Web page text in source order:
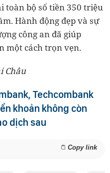
toàn bộ số tiền 350 triệu
Hành động đẹp và sự
công an đã giúp
một cách trọn vẹn.
Châu
Techcombank
khoản không còn
dịch sau
Copy link